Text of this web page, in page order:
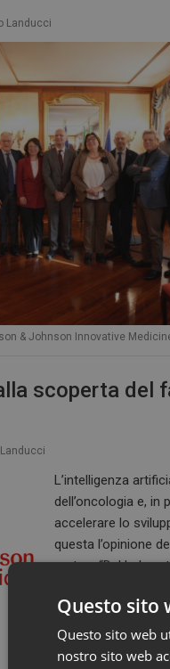
Landucci
& Johnson Innovative
scoperta del
L’intelligenza
dell’oncologia e,
accelerare lo
questa l’opinione
parte a “Dal
Questo sito
Questo sito web
nostro sito web